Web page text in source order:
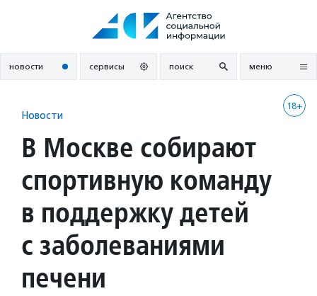
новости сервисы поиск меню
18+
Новости
В Москве собирают
спортивную команду
в поддержку детей
с заболеваниями
печени